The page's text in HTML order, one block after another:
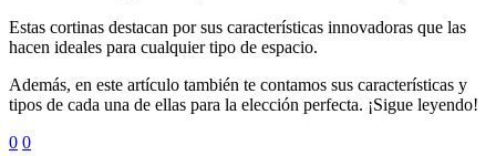
Estas cortinas destacan por sus características innovadoras que las
hacen ideales para cualquier tipo de espacio.
Además, en este artículo también te contamos sus características y
tipos de cada una de ellas para la elección perfecta. ¡Sigue leyendo!
0 0